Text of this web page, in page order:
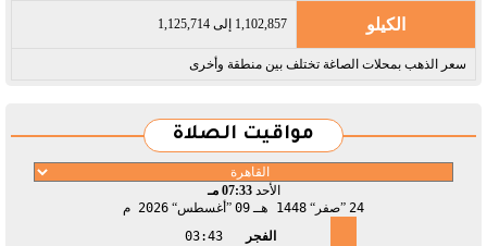
الكيلو 1,102,857 إلى 1,125,714
سعر الذهب بمحلات الصاغة تختلف بين منطقة وأخرى
مواقيت الصلاة
الأحد07:33 مـ
24 صفر 1448 هـ 09 أغسطس 2026 م
الفجر
03:43